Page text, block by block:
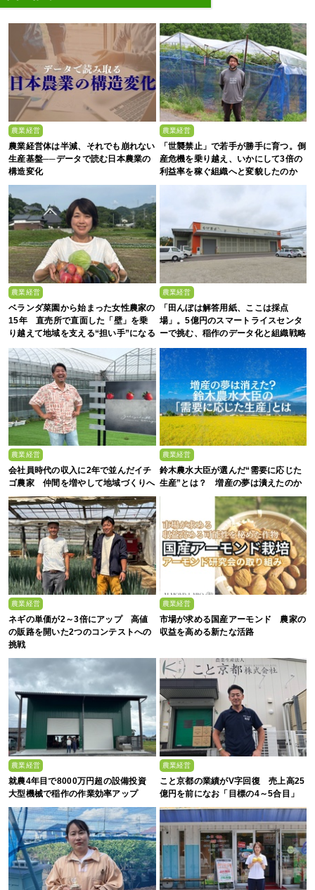
農業経営
農業経営体は半減、それでも崩れない
生産基盤──データで読む日本農業の
構造変化
農業経営
「世襲禁止」で若手が勝手に育つ。倒
産危機を乗り越え、いかにして3倍の
利益率を稼ぐ組織へと変貌したのか
農業経営
ベランダ菜園から始まった女性農家の
15年 直売所で直面した「壁」を乗
り越えて地域を支える“担い手”になる
農業経営
「田んぼは解答用紙、ここは採点
場」。5億円のスマートライスセンタ
ーで挑む、稲作のデータ化と組織戦略
農業経営
会社員時代の収入に2年で並んだイチ
ゴ農家 仲間を増やして地域づくりへ
農業経営
鈴木農水大臣が選んだ“需要に応じた
生産”とは？ 増産の夢は潰えたのか
農業経営
ネギの単価が2～3倍にアップ 高値
の販路を開いた2つのコンテストへの
挑戦
農業経営
市場が求める国産アーモンド 農家の
収益を高める新たな活路
農業経営
就農4年目で8000万円超の設備投資
大型機械で稲作の作業効率アップ
農業経営
こと京都の業績がV字回復 売上高25
億円を前になお「目標の4～5合目」